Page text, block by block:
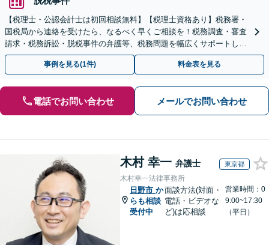
【税理士・公認会計士は初回相談無料】【税理士資格あり】税務署・
国税局から連絡を受けたら、なるべく早くご相談を！税務調査・審査
請求・税務訴訟・脱税事件の弁護等、税務問題を幅広くサポートしま
す【電話受付：平日10時～21時】【税務調査に注力】
事例を見る(1件) 料金表を見る
電話でお問い合わせ メールでお問い合わせ
木村 幸一 弁護士 東京都
木村幸一法律事務所
日野市 か
らも相談
受付中
面談方法(対面・
電話・ビデオな
ど)は応相談
営業時間：0
9:00~17:30
（平日）